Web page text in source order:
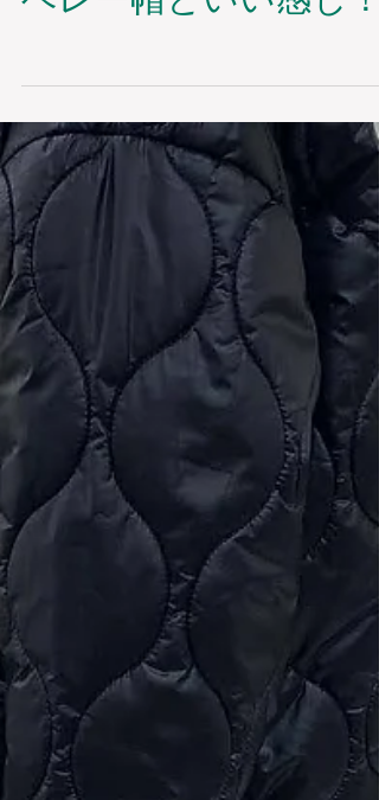
ブルテリア ニット❣
ベレー帽といい感じ！